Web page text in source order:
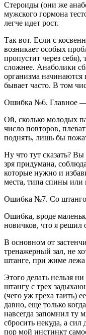
Стероиды (они же
мужского гормона
легче идет рост.
Так вот. Если с
возникает особых
пропустит через себя),
сложнее. Анаболики
организма
бывает часто. В том
Ошибка №6. Главное —
Ой, сколько молодых
число повторов,
поднять, лишь бы
Ну что тут сказать? Вы
зря придумана,
которые нужно и
места, типа спины или
Ошибка №7. Со
Ошибка, вроде
новичков, что я решил
В основном от
тренажерный зал, не
штанге, при жиме
Этого делать нельзя
штангу с трех
(чего уж греха таить)
давно, еще только
навсегда запомнил ту
сбросить некуда, а сил
пор мой инстинкт